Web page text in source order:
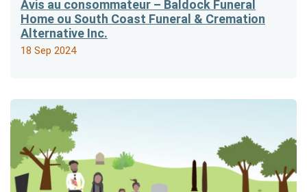
Avis au consommateur – Baldock Funeral
Home ou South Coast Funeral & Cremation
Alternative Inc.
18 Sep 2024